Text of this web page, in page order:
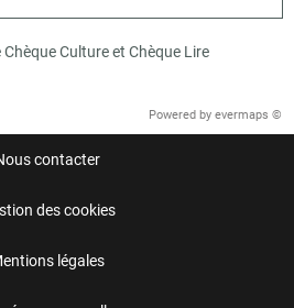
Culture et Chèque Lire
Powered by evermaps ©
contacter
des cookies
légales